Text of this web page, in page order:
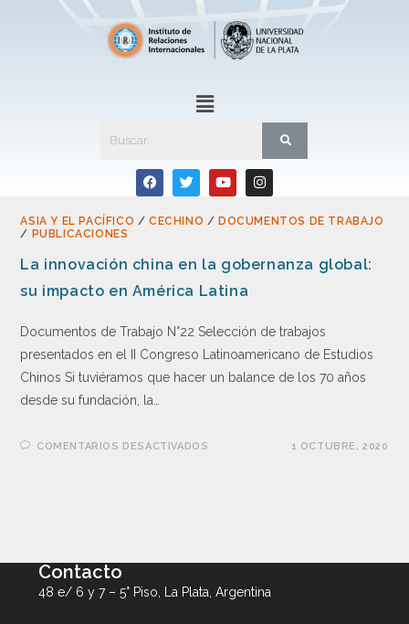
ASIA Y EL PACÍFICO /CECHINO / DOCUMENTOS DE TRABAJO
/ PUBLICACIONES
La innovación china en la gobernanza global:
su impacto en América Latina
Documentos de Trabajo N°22 Selección de trabajos
presentados en el II Congreso Latinoamericano de Estudios
Chinos Si tuviéramos que hacer un balance de los 70 años
desde su fundación, la…
COMENTARIOS DESACTIVADOS 1 OCTUBRE, 2020
Contacto
48 e/ 6 y 7 – 5° Piso, La Plata, Argentina